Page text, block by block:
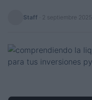
Staff 2 septiembre 2025